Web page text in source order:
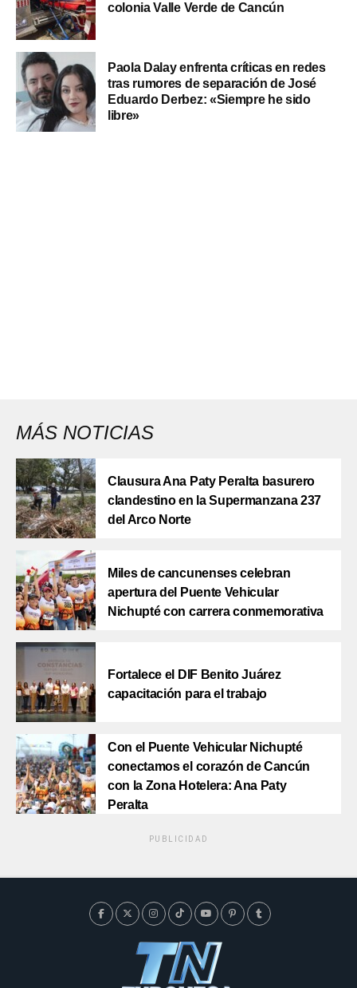
colonia Valle Verde de Cancún
Paola Dalay enfrenta críticas en redes
tras rumores de separación de José
Eduardo Derbez: «Siempre he sido
libre»
MÁS NOTICIAS
Clausura Ana Paty Peralta basurero
clandestino en la Supermanzana 237
del Arco Norte
Miles de cancunenses celebran
apertura del Puente Vehicular
Nichupté con carrera conmemorativa
Fortalece el DIF Benito Juárez
capacitación para el trabajo
Con el Puente Vehicular Nichupté
conectamos el corazón de Cancún
con la Zona Hotelera: Ana Paty
Peralta
PUBLICIDAD